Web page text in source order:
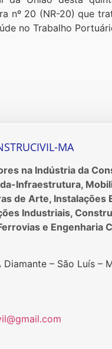
nº 20 (NR-20) que
no Trabalho
MA
na Indústria da
Infraestrutura,
de Arte, Instalações
Industriais,
e Engenharia
– São Luís –